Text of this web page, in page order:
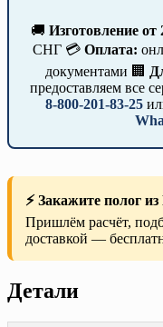
🚚 Изготовление от
СНГ 💳 Оплата:
документами 🏢
предоставляем все
8-800-201-83-25
⚡ Закажите полог
Пришлём расчёт,
доставкой —
Детали